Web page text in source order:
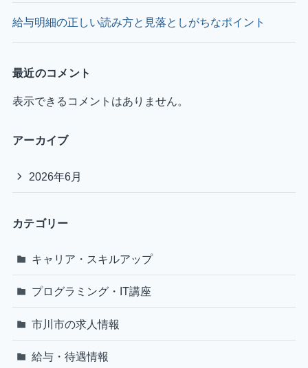
給与明細の正しい読み方と見落としがちなポイント
最近のコメント
表示できるコメントはありません。
アーカイブ
2026年6月
カテゴリー
キャリア・スキルアップ
プログラミング・IT講座
市川市の求人情報
給与・待遇情報